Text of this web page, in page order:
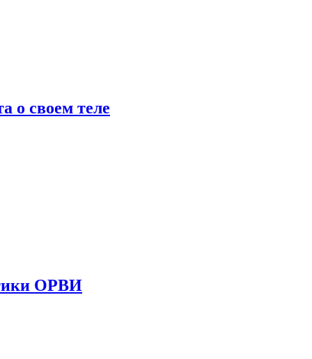
о своем теле
ОРВИ